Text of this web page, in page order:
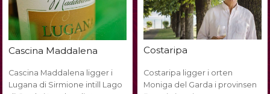
Cascina Maddalena
Cascina Maddalena ligger i
Lugana di Sirmione intill Lago
Costaripa
Costaripa ligger i orten
Moniga del Garda i provinsen